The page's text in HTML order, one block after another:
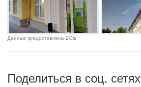
Данные предоставлены 2Gis
Поделиться в соц. сетях